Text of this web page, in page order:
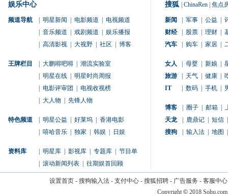
娱乐中心
频道导航 明星新闻 电影频道
电视频道
音乐频道 戏剧频道
娱乐播报
高清影视 大视野 社区 博客
王牌栏目 大鹏嘚吧嘚
潮流实验室
明星在线
明星时尚周报
电影评审团
电视收视榜
大人物 先锋人物
特色频道 明星公益 好莱坞
香港电影
嘻哈音乐 独家 韩娱 日娱
资料库 明星库 影视库 专题库
节目单
滚动新闻列表 往期娱首回顾
搜狐 ChinaRen 焦点
新闻 军事 公益
财经
股票 理财
汽车
购车 家居
女人 母婴 新娘
旅游
天气 健康
IT
数码 手机
博客 圈子 邮箱
天龙
鹿鼎记 短信
搜狗
输入法 地图
设置首页- 搜狗输入法- 支付中心- 搜狐招聘- 广告服务 - 客服中心
Copyright © 2018